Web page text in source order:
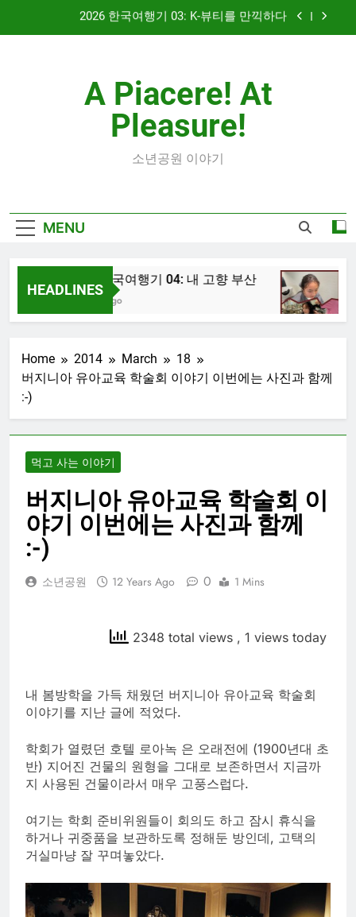
대학 신입생 오리엔테이션과 남편 수술후 회복
2026 한국여행기 04: 내 고향 부산
2026 한국여행기 03: K-뷰티를 만끽하다
대학 신입생 오리엔테이션과 남편 수술후 회복
A Piacere! At
Pleasure!
소년공원 이야기
MENU
HEADLINES
2026 한국여행기 04: 내 고향 부산
1
Home 2014 March
18
버지니아 유아교육 학술회 이야기 이번에는 사진과 함께
:-)
먹고 사는 이야기
버지니아 유아교육 학술회 이
야기 이번에는 사진과 함께
:-)
소년공원 12 Years Ago 0 1 Mins
2348 total views , 1 views today
내 봄방학을 가득 채웠던 버지니아 유아교육 학술회
이야기를 지난 글에 적었다.
학회가 열렸던 호텔 로아녹 은 오래전에 (1900년대 초
반) 지어진 건물의 원형을 그대로 보존하면서 지금까
지 사용된 건물이라서 매우 고풍스럽다.
여기는 학회 준비위원들이 회의도 하고 잠시 휴식을
하거나 귀중품을 보관하도록 정해둔 방인데, 고택의
거실마냥 잘 꾸며놓았다.